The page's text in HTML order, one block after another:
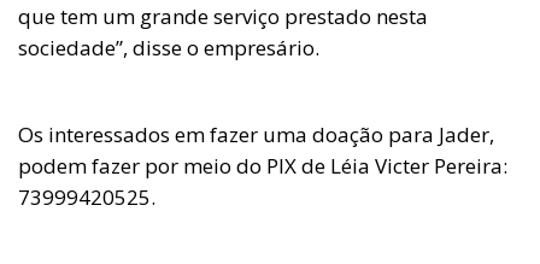
que tem um grande serviço prestado nesta
sociedade”, disse o empresário.
Os interessados em fazer uma doação para Jader,
podem fazer por meio do PIX de Léia Victer Pereira:
73999420525.